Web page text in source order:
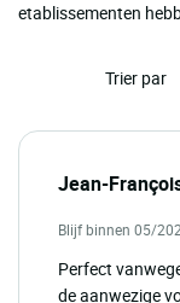
etablissementen
Trier par
Jean-
Blijf binnen 05/
Perfect
de aanwezige